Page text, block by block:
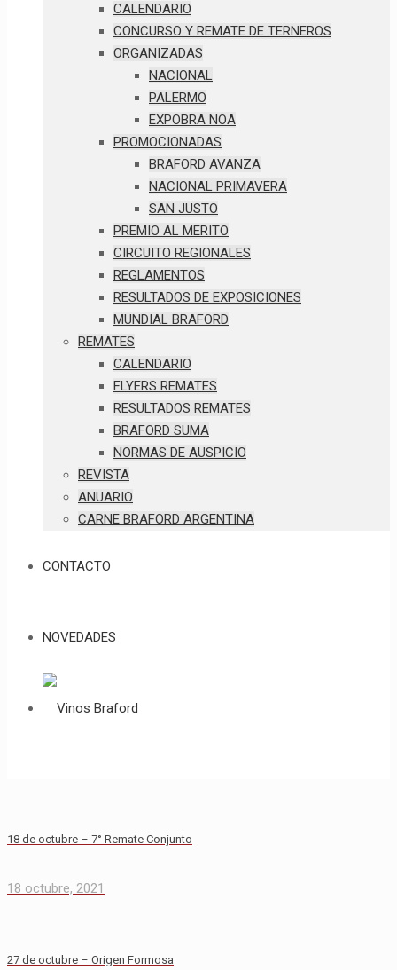
CALENDARIO
CONCURSO Y REMATE DE TERNEROS
ORGANIZADAS
NACIONAL
PALERMO
EXPOBRA NOA
PROMOCIONADAS
BRAFORD AVANZA
NACIONAL PRIMAVERA
SAN JUSTO
PREMIO AL MERITO
CIRCUITO REGIONALES
REGLAMENTOS
RESULTADOS DE EXPOSICIONES
MUNDIAL BRAFORD
REMATES
CALENDARIO
FLYERS REMATES
RESULTADOS REMATES
BRAFORD SUMA
NORMAS DE AUSPICIO
REVISTA
ANUARIO
CARNE BRAFORD ARGENTINA
CONTACTO
NOVEDADES
18 de octubre – 7° Remate Conjunto
18 octubre, 2021
27 de octubre – Origen Formosa